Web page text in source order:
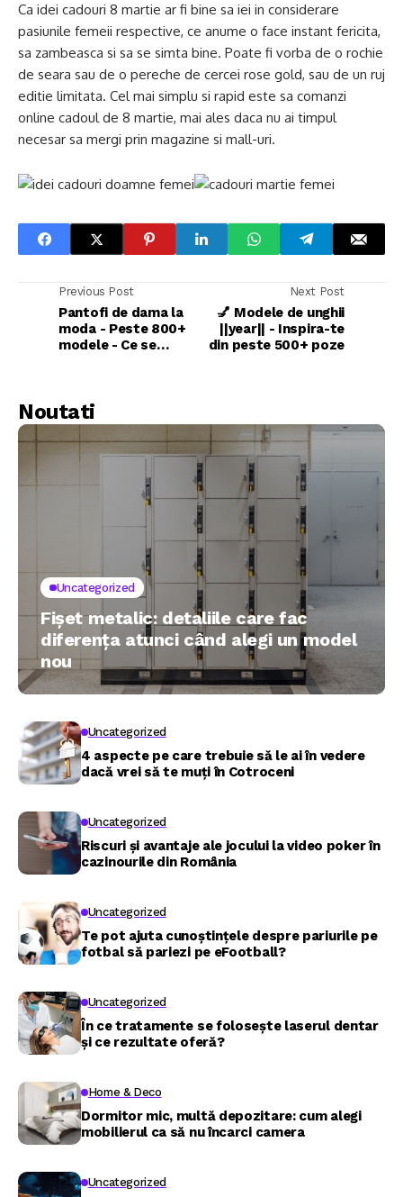
Ca idei cadouri 8 martie ar fi bine sa iei in considerare
pasiunile femeii respective, ce anume o face instant fericita,
sa zambeasca si sa se simta bine. Poate fi vorba de o rochie
de seara sau de o pereche de cercei rose gold, sau de un ruj
editie limitata. Cel mai simplu si rapid este sa comanzi
online cadoul de 8 martie, mai ales daca nu ai timpul
necesar sa mergi prin magazine si mall-uri.
Previous Post
Pantofi de dama la
moda - Peste 800+
modele - Ce se
Next Post
💅 Modele de unghii
||year|| - Inspira-te
din peste 500+ poze
Noutati
Uncategorized
Fișet metalic: detaliile care fac
diferența atunci când alegi un model
nou
Uncategorized
4 aspecte pe care trebuie să le ai în vedere
dacă vrei să te muți în Cotroceni
Uncategorized
Riscuri și avantaje ale jocului la video poker în
cazinourile din România
Uncategorized
Te pot ajuta cunoștințele despre pariurile pe
fotbal să pariezi pe eFootball?
Uncategorized
În ce tratamente se folosește laserul dentar
și ce rezultate oferă?
Home & Deco
Dormitor mic, multă depozitare: cum alegi
mobilierul ca să nu încarci camera
Uncategorized